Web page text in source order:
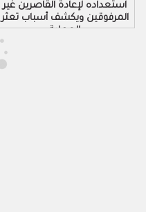
استعداده لإعادة القاصرين غير
المرفوقين ويكشف أسباب تعثر
العملية